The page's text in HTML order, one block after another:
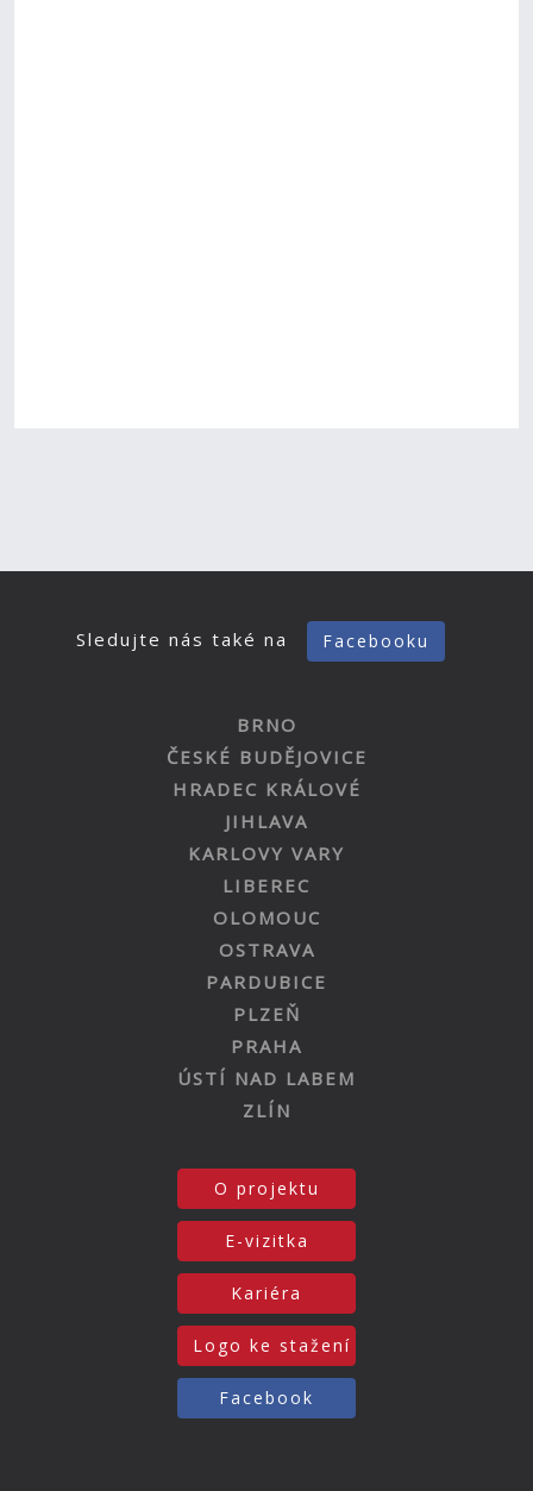
Sledujte nás také na Facebooku
BRNO
ČESKÉ BUDĚJOVICE
HRADEC KRÁLOVÉ
JIHLAVA
KARLOVY VARY
LIBEREC
OLOMOUC
OSTRAVA
PARDUBICE
PLZEŇ
PRAHA
ÚSTÍ NAD LABEM
ZLÍN
O projektu
E-vizitka
Kariéra
Logo ke stažení
Facebook